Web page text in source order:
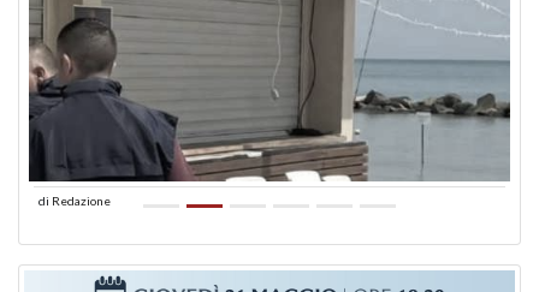
di Redazione